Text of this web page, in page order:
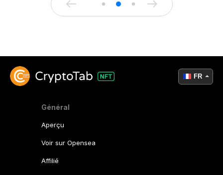
Général
Aperçu
Voir sur Opensea
Affilié
FR